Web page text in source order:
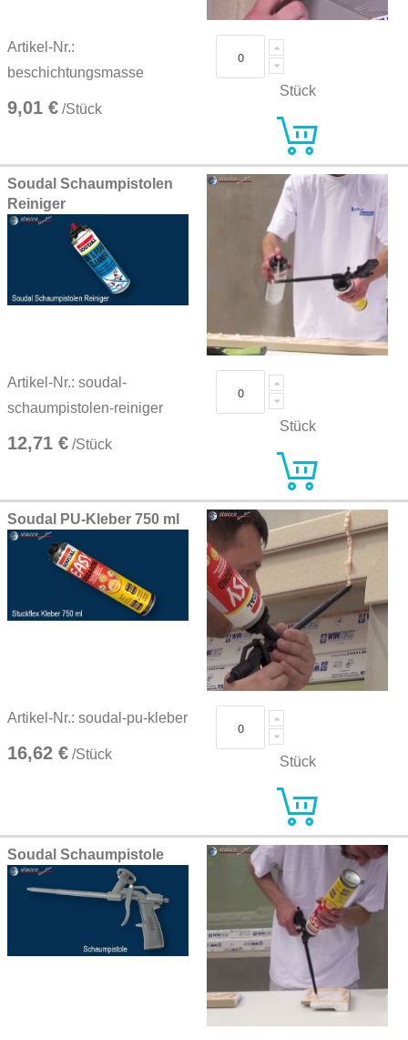
Artikel-Nr.:
beschichtungsmasse
9,01 € /Stück
Stück
Soudal Schaumpistolen
Reiniger
Artikel-Nr.: soudal-
schaumpistolen-reiniger
12,71 € /Stück
Stück
Soudal PU-Kleber 750 ml
Artikel-Nr.: soudal-pu-kleber
16,62 € /Stück Stück
Soudal Schaumpistole